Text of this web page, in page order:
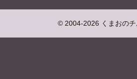
© 2004-2026 くまおのチ